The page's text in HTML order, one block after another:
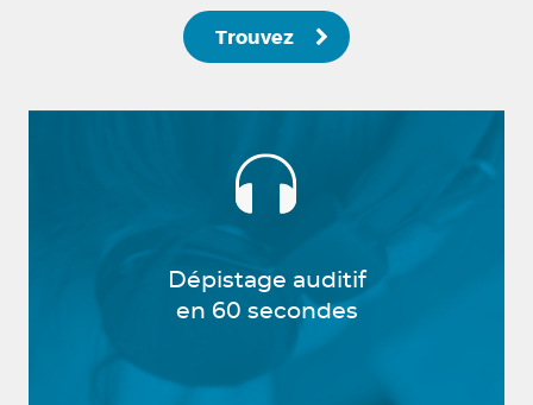
Trouvez
Dépistage auditif
en 60 secondes